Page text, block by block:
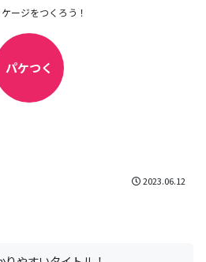
ージをつくろう！
パケつく
2023.06.12